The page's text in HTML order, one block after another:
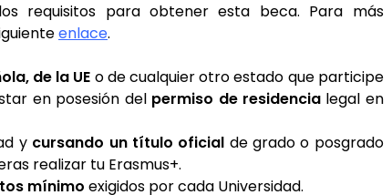
requisitos para obtener esta beca. Para más
enlace.
de la UE o de cualquier otro estado que participe
en posesión del permiso de residencia legal en
y cursando un título oficial de grado o posgrado
realizar tu Erasmus+.
mínimo exigidos por cada Universidad.